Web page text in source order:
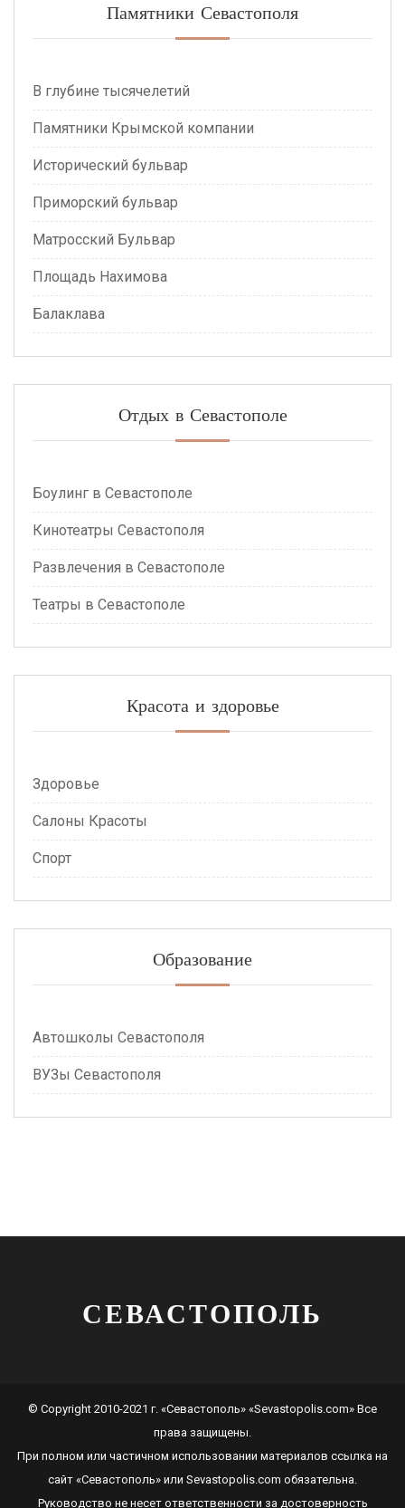
Памятники Севастополя
В глубине тысячелетий
Памятники Крымской компании
Исторический бульвар
Приморский бульвар
Матросский Бульвар
Площадь Нахимова
Балаклава
Отдых в Севастополе
Боулинг в Севастополе
Кинотеатры Севастополя
Развлечения в Севастополе
Театры в Севастополе
Красота и здоровье
Здоровье
Салоны Красоты
Спорт
Образование
Автошколы Севастополя
ВУЗы Севастополя
СЕВАСТОПОЛЬ
© Copyright 2010-2021 г. «Севастополь» «Sevastopolis.com» Все
права защищены.
При полном или частичном использовании материалов ссылка на
сайт «Севастополь» или Sevastopolis.com обязательна.
Руководство не несет ответственности за достоверность